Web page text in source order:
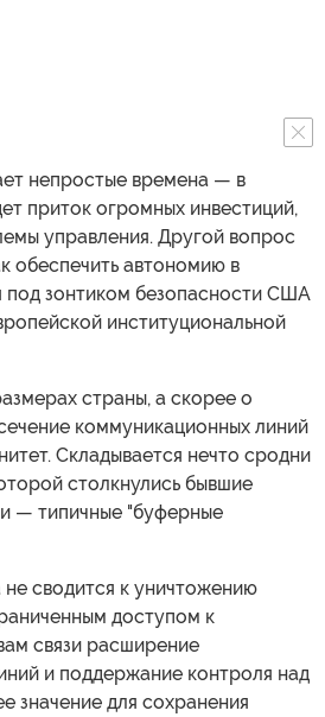
непростые времена — в
приток огромных инвестиций,
управления. Другой вопрос
обеспечить автономию в
под зонтиком безопасности США
институциональной
страны, а скорее о
коммуникационных линий
Складывается нечто сродни
столкнулись бывшие
— типичные "буферные
сводится к уничтожению
доступом к
связи расширение
и поддержание контроля над
для сохранения